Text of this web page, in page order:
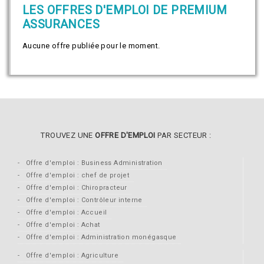
LES OFFRES D'EMPLOI DE PREMIUM
ASSURANCES
Aucune offre publiée pour le moment.
TROUVEZ UNEOFFRE D'EMPLOI PAR SECTEUR :
Offre d'emploi : Business Administration
Offre d'emploi : chef de projet
Offre d'emploi : Chiropracteur
Offre d'emploi : Contrôleur interne
Offre d'emploi : Accueil
Offre d'emploi : Achat
Offre d'emploi : Administration monégasque
Offre d'emploi : Agriculture